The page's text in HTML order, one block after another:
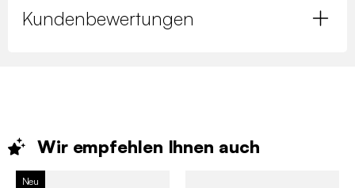
Kundenbewertungen
Wir empfehlen Ihnen auch
Neu